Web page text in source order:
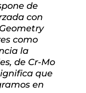
de
con
como
la
de Cr-Mo
que
en